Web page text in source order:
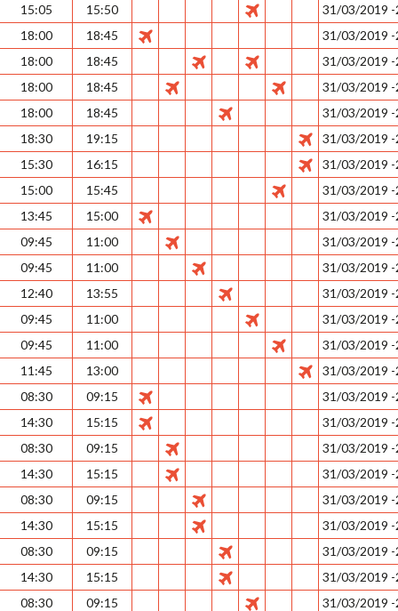
15:05
15:50
31/03/2019
18:00
18:45
31/03/2019
18:00
18:45
31/03/2019
18:00
18:45
31/03/2019
18:00
18:45
31/03/2019
18:30
19:15
31/03/2019
15:30
16:15
31/03/2019
15:00
15:45
31/03/2019
13:45
15:00
31/03/2019
09:45
11:00
31/03/2019
09:45
11:00
31/03/2019
12:40
13:55
31/03/2019
09:45
11:00
31/03/2019
09:45
11:00
31/03/2019
11:45
13:00
31/03/2019
08:30
09:15
31/03/2019
14:30
15:15
31/03/2019
08:30
09:15
31/03/2019
14:30
15:15
31/03/2019
08:30
09:15
31/03/2019
14:30
15:15
31/03/2019
08:30
09:15
31/03/2019
14:30
15:15
31/03/2019
08:30
09:15
31/03/2019